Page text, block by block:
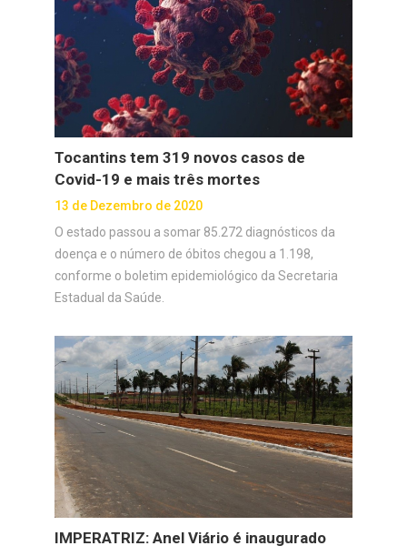
Tocantins tem 319 novos casos de
Covid-19 e mais três mortes
13 de Dezembro de 2020
O estado passou a somar 85.272 diagnósticos da
doença e o número de óbitos chegou a 1.198,
conforme o boletim epidemiológico da Secretaria
Estadual da Saúde.
IMPERATRIZ: Anel Viário é inaugurado